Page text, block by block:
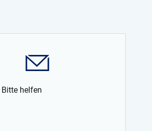
Bitte helfen